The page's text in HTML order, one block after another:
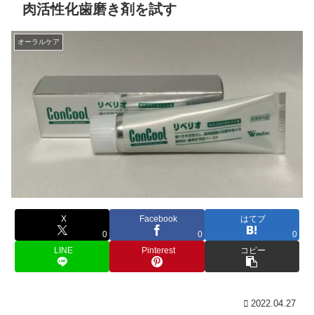
肉活性化歯磨き剤を試す
オーラルケア
X
0
Facebook
0
はてブ
0
LINE
Pinterest コピー
2022.04.27